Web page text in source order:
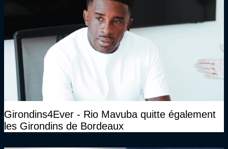
Girondins4Ever - Rio Mavuba quitte également
les Girondins de Bordeaux